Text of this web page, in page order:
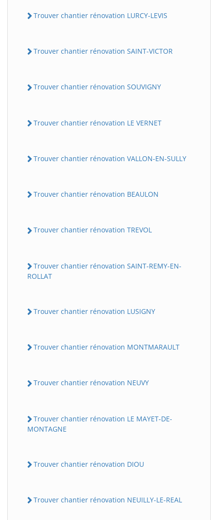
Trouver chantier rénovation LURCY-LEVIS
Trouver chantier rénovation SAINT-VICTOR
Trouver chantier rénovation SOUVIGNY
Trouver chantier rénovation LE VERNET
Trouver chantier rénovation VALLON-EN-SULLY
Trouver chantier rénovation BEAULON
Trouver chantier rénovation TREVOL
Trouver chantier rénovation SAINT-REMY-EN-
ROLLAT
Trouver chantier rénovation LUSIGNY
Trouver chantier rénovation MONTMARAULT
Trouver chantier rénovation NEUVY
Trouver chantier rénovation LE MAYET-DE-
MONTAGNE
Trouver chantier rénovation DIOU
Trouver chantier rénovation NEUILLY-LE-REAL